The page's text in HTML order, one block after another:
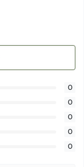
0
0
0
0
0